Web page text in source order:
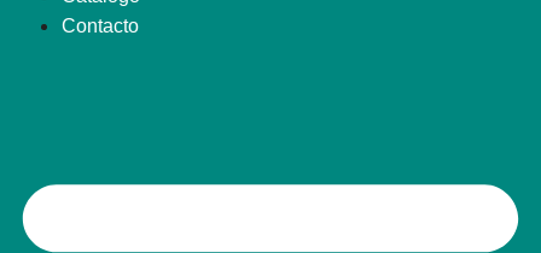
Contacto